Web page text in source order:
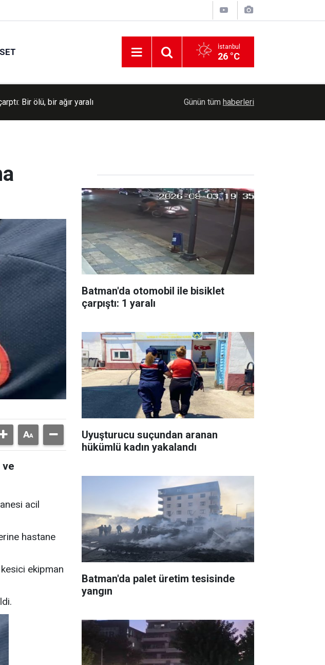
İstanbul
26 °C
Diyarbakır'da motosikletin araca çarpma anı
Günün tüm haberleri
ve
acil
hastane
ekipman
Batman'da otomobil ile bisiklet
çarpıştı: 1 yaralı
Uyuşturucu suçundan aranan
hükümlü kadın yakalandı
Batman'da palet üretim tesisinde
yangın